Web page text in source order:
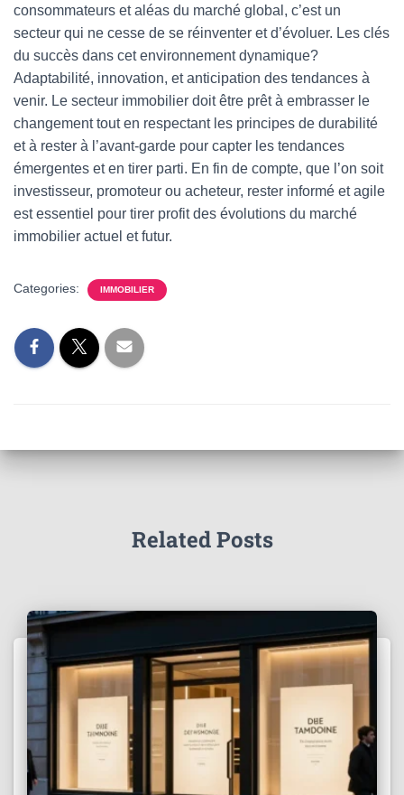
consommateurs et aléas du marché global, c’est un
secteur qui ne cesse de se réinventer et d’évoluer. Les clés
du succès dans cet environnement dynamique?
Adaptabilité, innovation, et anticipation des tendances à
venir. Le secteur immobilier doit être prêt à embrasser le
changement tout en respectant les principes de durabilité
et à rester à l’avant-garde pour capter les tendances
émergentes et en tirer parti. En fin de compte, que l’on soit
investisseur, promoteur ou acheteur, rester informé et agile
est essentiel pour tirer profit des évolutions du marché
immobilier actuel et futur.
Categories: IMMOBILIER
Related Posts